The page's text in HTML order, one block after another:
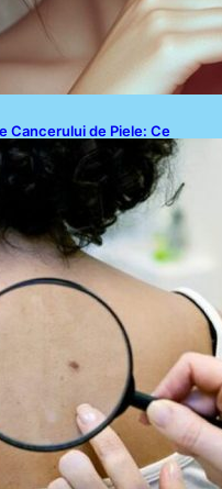
Cancerului de Piele: Ce
a Ne Proteja